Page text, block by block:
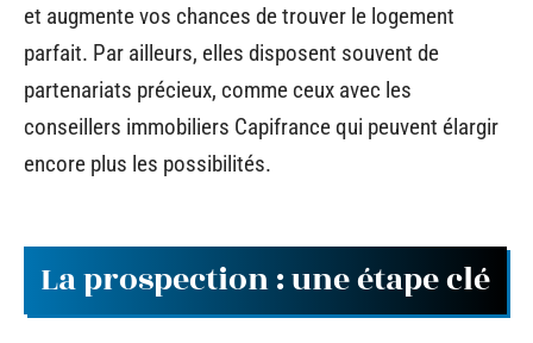
et augmente vos chances de trouver le logement
parfait. Par ailleurs, elles disposent souvent de
partenariats précieux, comme ceux avec les
conseillers immobiliers Capifrance qui peuvent élargir
encore plus les possibilités.
La prospection : une étape clé